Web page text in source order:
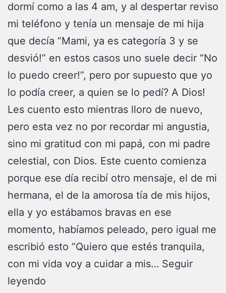
dormí como a las 4 am, y al despertar reviso
mi teléfono y tenía un mensaje de mi hija
que decía “Mami, ya es categoría 3 y se
desvió!” en estos casos uno suele decir “No
lo puedo creer!”, pero por supuesto que yo
lo podía creer, a quien se lo pedí? A Dios!
Les cuento esto mientras lloro de nuevo,
pero esta vez no por recordar mi angustia,
sino mi gratitud con mi papá, con mi padre
celestial, con Dios. Este cuento comienza
porque ese día recibí otro mensaje, el de mi
hermana, el de la amorosa tía de mis hijos,
ella y yo estábamos bravas en ese
momento, habíamos peleado, pero igual me
escribió esto “Quiero que estés tranquila,
con mi vida voy a cuidar a mis… Seguir
leyendo